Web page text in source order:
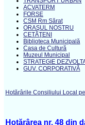
ACVATERM
FORSE
CSM Rm Sărat
ORAŞUL NOSTRU
CETĂŢENI
Biblioteca Municipală
Casa de Cultură
Muzeul Municipal
STRATEGIE
GUV. CORPORATIVĂ
Hotărârile Consiliului Local
Hotărârea nr. 48 din